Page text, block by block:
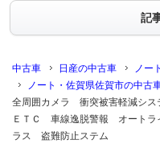
記
中古車 日産の中古車 ノー
ノート・佐賀県佐賀市の中古
全周囲カメラ 衝突被害軽減シ
ＥＴＣ 車線逸脱警報 オート
ラス 盗難防止ステム